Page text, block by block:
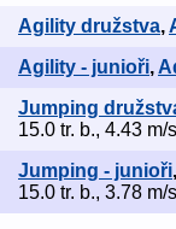
Agility družstva,
Agility - junioři,
Jumping
15.0 tr. b., 4.43 m/s
Jumping - junioři,
15.0 tr. b., 3.78 m/s